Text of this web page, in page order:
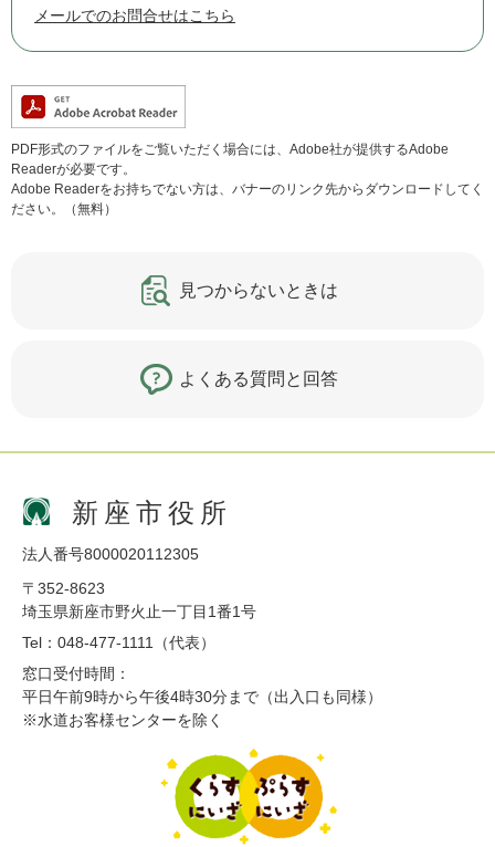
メールでのお問合せはこちら
PDF形式のファイルをご覧いただく場合には、Adobe社が提供するAdobe
Readerが必要です。
Adobe Readerをお持ちでない方は、バナーのリンク先からダウンロードしてく
ださい。（無料）
見つからないときは
よくある質問と回答
新座市役所
法人番号8000020112305
〒352-8623
埼玉県新座市野火止一丁目1番1号
Tel：048-477-1111（代表）
窓口受付時間：
平日午前9時から午後4時30分まで（出入口も同様）
※水道お客様センターを除く